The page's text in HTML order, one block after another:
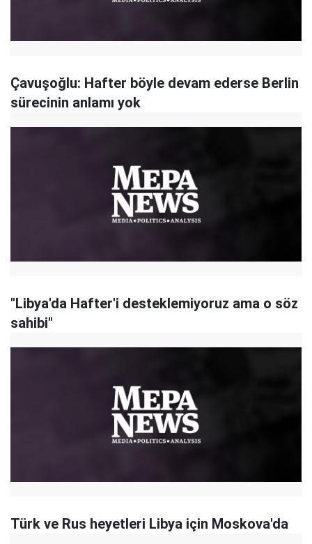
Çavuşoğlu: Hafter böyle devam ederse Berlin
sürecinin anlamı yok
"Libya'da Hafter'i desteklemiyoruz ama o söz
sahibi"
Türk ve Rus heyetleri Libya için Moskova'da